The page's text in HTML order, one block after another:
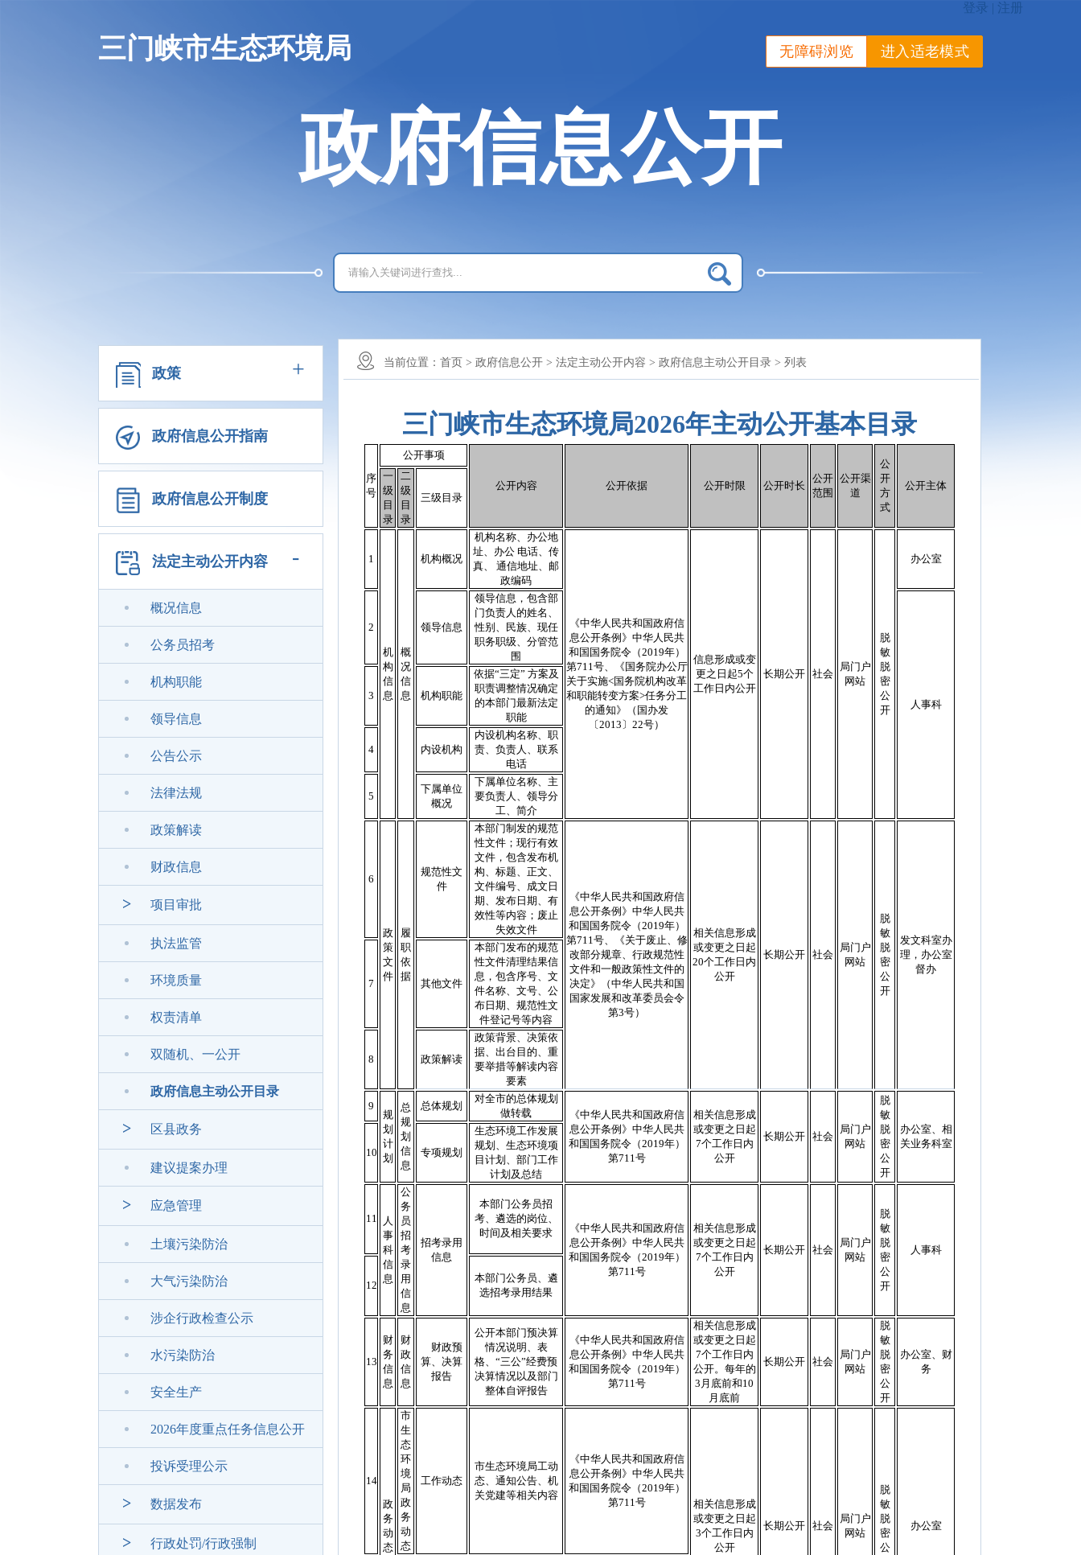
三门峡市生态环境局 无障碍浏览 进入适老模式
政府信息公开
政策 +
政府信息公开指南
政府信息公开制度
法定主动公开内容 -
概况信息
公务员招考
机构职能
领导信息
公告公示
法律法规
政策解读
财政信息
> 项目审批
执法监管
环境质量
权责清单
双随机、一公开
政府信息主动公开目录
> 区县政务
建议提案办理
> 应急管理
土壤污染防治
大气污染防治
涉企行政检查公示
水污染防治
安全生产
2026年度重点任务信息公开
投诉受理公示
> 数据发布
> 行政处罚/行政强制
当前位置： 首页 > 政府信息公开 > 法定主动公开内容 > 政府信息主动公开目录 > 列表
三门峡市生态环境局2026年主动公开基本目录
序
号
公开事项
公开内容 公开依据 公开时限 公开时长
公开
范围
公开渠
道
公
开
方
式
公开主体
一
级
目
录
二
级
目
录
三级目录
1
机
构
信
息
概
况
信
息
机构概况
机构名称、办公地
址、办公 电话、传
真、 通信地址、邮
政编码
《中华人民共和国政府信
息公开条例》中华人民共
和国国务院令（2019年）
第711号、《国务院办公厅
关于实施<国务院机构改革
和职能转变方案>任务分工
的通知》（国办发
〔2013〕22号）
信息形成或变
更之日起5个
工作日内公开
长期公开 社会
局门户
网站
脱
敏
脱
密
公
开
办公室
2 领导信息
领导信息，包含部
门负责人的姓名、
性别、民族、现任
职务职级、分管范
围
人事科
3 机构职能
依据“三定” 方案及
职责调整情况确定
的本部门最新法定
职能
4 内设机构
内设机构名称、职
责、负责人、联系
电话
5
下属单位
概况
下属单位名称、主
要负责人、领导分
工、简介
6
政
策
文
件
履
职
依
据
规范性文
件
本部门制发的规范
性文件；现行有效
文件，包含发布机
构、标题、正文、
文件编号、成文日
期、发布日期、有
效性等内容；废止
失效文件
《中华人民共和国政府信
息公开条例》中华人民共
和国国务院令（2019年）
第711号、《关于废止、修
改部分规章、行政规范性
文件和一般政策性文件的
决定》（中华人民共和国
国家发展和改革委员会令
第3号）
相关信息形成
或变更之日起
20个工作日内
公开
长期公开 社会
局门户
网站
脱
敏
脱
密
公
开
发文科室办
理，办公室
督办
7
其他文件
本部门发布的规范
性文件清理结果信
息，包含序号、文
件名称、文号、公
布日期、规范性文
件登记号等内容
8 政策解读
政策背景、决策依
据、出台目的、重
要举措等解读内容
要素
9
规
划
计
划
总
规
划
信
息
总体规划
对全市的总体规划
做转载
《中华人民共和国政府信
息公开条例》中华人民共
和国国务院令（2019年）
第711号
相关信息形成
或变更之日起
7个工作日内
公开
长期公开 社会
局门户
网站
脱
敏
脱
密
公
开
办公室、相
关业务科室
10 专项规划
生态环境工作发展
规划、生态环境项
目计划、部门工作
计划及总结
11
人
事
科
信
息
公
务
员
招
考
录
用
信
息
招考录用
信息
本部门公务员招
考、遴选的岗位、
时间及相关要求
《中华人民共和国政府信
息公开条例》中华人民共
和国国务院令（2019年）
第711号
相关信息形成
或变更之日起
7个工作日内
公开
长期公开 社会
局门户
网站
脱
敏
脱
密
公
开
人事科
12
本部门公务员、遴
选招考录用结果
13
财
务
信
息
财
政
信
息
财政预
算、决算
报告
公开本部门预决算
情况说明、表
格、“三公”经费预
决算情况以及部门
整体自评报告
《中华人民共和国政府信
息公开条例》中华人民共
和国国务院令（2019年）
第711号
相关信息形成
或变更之日起
7个工作日内
公开。每年的
3月底前和10
月底前
长期公开 社会
局门户
网站
脱
敏
脱
密
公
开
办公室、财
务
14
政
务
动
态
市
生
态
环
境
局
政
务
动
态
工作动态
市生态环境局工动
态、通知公告、机
关党建等相关内容
《中华人民共和国政府信
息公开条例》中华人民共
和国国务院令（2019年）
第711号
相关信息形成
或变更之日起
3个工作日内
公开
长期公开 社会
局门户
网站
脱
敏
脱
密
公
办公室